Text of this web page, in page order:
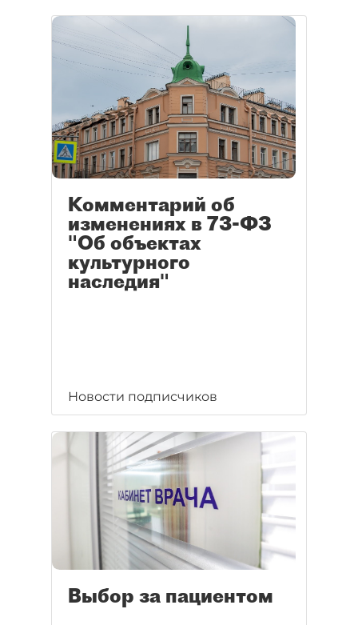
Комментарий об
изменениях в 73-ФЗ
"Об объектах
культурного
наследия"
Новости подписчиков
Выбор за пациентом